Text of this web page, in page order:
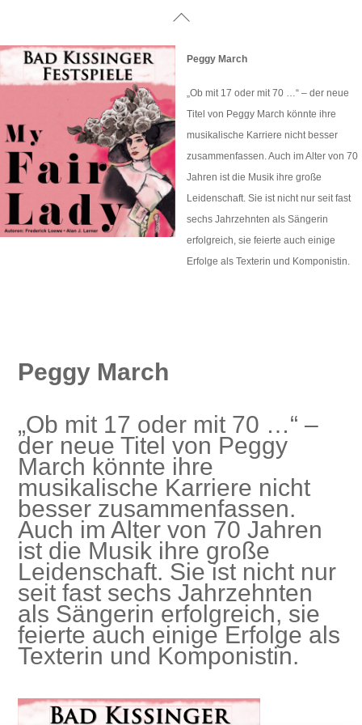
content
Peggy March
„Ob mit 17 oder mit 70 …“ – der neue
Titel von Peggy March könnte ihre
musikalische Karriere nicht besser
zusammenfassen. Auch im Alter von 70
Jahren ist die Musik ihre große
Leidenschaft. Sie ist nicht nur seit fast
sechs Jahrzehnten als Sängerin
erfolgreich, sie feierte auch einige
Erfolge als Texterin und Komponistin.
Peggy March
„Ob mit 17 oder mit 70 …“ –
der neue Titel von Peggy
March könnte ihre
musikalische Karriere nicht
besser zusammenfassen.
Auch im Alter von 70 Jahren
ist die Musik ihre große
Leidenschaft. Sie ist nicht nur
seit fast sechs Jahrzehnten
als Sängerin erfolgreich, sie
feierte auch einige Erfolge als
Texterin und Komponistin.
Back
Top